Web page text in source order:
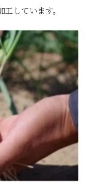
しています。